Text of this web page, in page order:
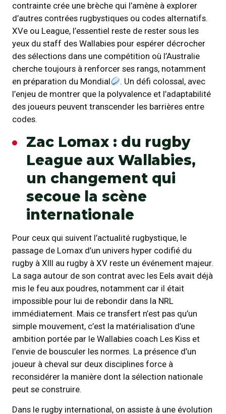
contrainte crée une brèche qui l’amène à explorer
d’autres contrées rugbystiques ou codes alternatifs.
XVe ou League, l’essentiel reste de rester sous les
yeux du staff des Wallabies pour espérer décrocher
des sélections dans une compétition où l’Australie
cherche toujours à renforcer ses rangs, notamment
en préparation du Mondial
. Un défi colossal, avec
l’enjeu de montrer que la polyvalence et l’adaptabilité
des joueurs peuvent transcender les barrières entre
codes.
Zac Lomax : du rugby
League aux Wallabies,
un changement qui
secoue la scène
internationale
Pour ceux qui suivent l’actualité rugbystique, le
passage de Lomax d’un univers hyper codifié du
rugby à XIII au rugby à XV reste un événement majeur.
La saga autour de son contrat avec les Eels avait déjà
mis le feu aux poudres, notamment car il était
impossible pour lui de rebondir dans la NRL
immédiatement. Mais ce transfert n’est pas qu’un
simple mouvement, c’est la matérialisation d’une
ambition portée par le Wallabies coach Les Kiss et
l’envie de bousculer les normes. La présence d’un
joueur à cheval sur deux disciplines force à
reconsidérer la manière dont la sélection nationale
peut se construire.
Dans le rugby international, on assiste à une évolution